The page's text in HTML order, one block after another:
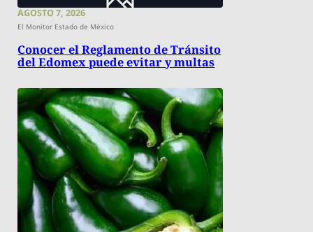
AGOSTO 7, 2026
El Monitor Estado de México
Conocer el Reglamento de Tránsito
del Edomex puede evitar y multas